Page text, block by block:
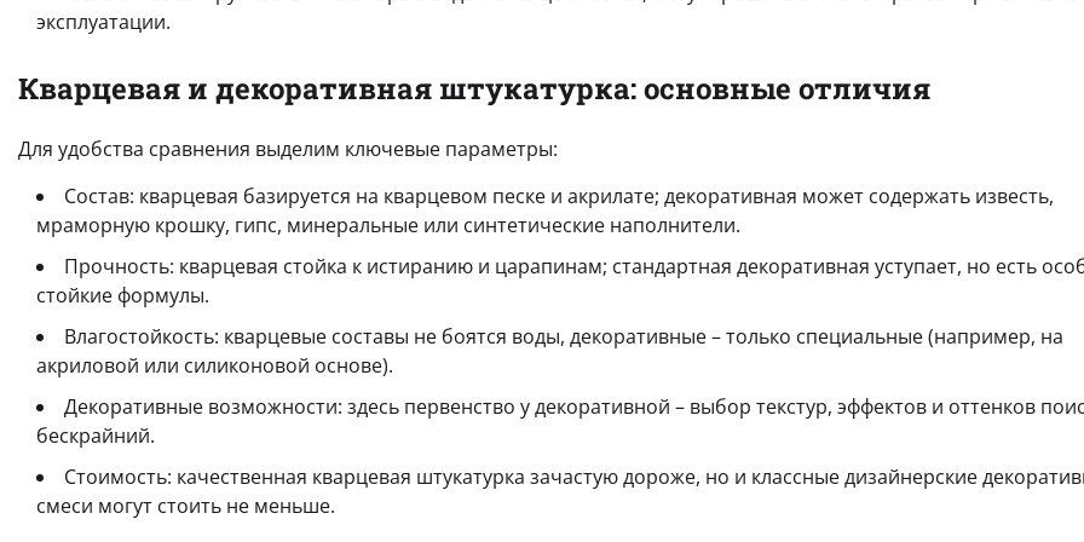
эксплуатации.
Кварцевая и декоративная штукатурка: основные отличия
Для удобства сравнения выделим ключевые параметры:
Состав: кварцевая базируется на кварцевом песке и акрилате; декоративная может содержать известь,
мраморную крошку, гипс, минеральные или синтетические наполнители.
Прочность: кварцевая стойка к истиранию и царапинам; стандартная декоративная уступает, но есть
стойкие формулы.
Влагостойкость: кварцевые составы не боятся воды, декоративные – только специальные (например, на
акриловой или силиконовой основе).
Декоративные возможности: здесь первенство у декоративной – выбор текстур, эффектов и оттенков
бескрайний.
Стоимость: качественная кварцевая штукатурка зачастую дороже, но и классные дизайнерские
смеси могут стоить не меньше.